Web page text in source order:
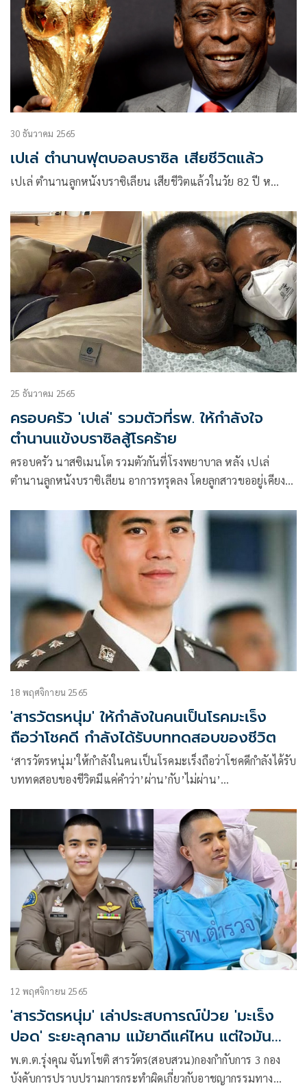
30 ธันวาคม 2565
เปเล่ ตำนานฟุตบอลบราซิล เสียชีวิตแล้ว
เปเล่ ตำนานลูกหนังบราซิเลียน เสียชีวิตแล้วในวัย 82 ปี ห…
25 ธันวาคม 2565
ครอบครัว 'เปเล่' รวมตัวที่รพ. ให้กำลังใจ
ตำนานแข้งบราซิลสู้โรคร้าย
ครอบครัว นาสซิเมนโต รวมตัวกันที่โรงพยาบาล หลัง เปเล่
ตำนานลูกหนังบราซิเลียน อาการทรุดลง โดยลูกสาวขออยู่เคียง
18 พฤศจิกายน 2565
'สารวัตรหนุ่ม' ให้กำลังในคนเป็นโรคมะเร็ง
ถือว่าโชคดี กำลังได้รับบททดสอบของชีวิต
‘สารวัตรหนุ่ม’ให้กำลังในคนเป็นโรคมะเร็งถือว่าโชคดีกำลังได้รับ
บททดสอบของชีวิตมีแค่คำว่า’ผ่าน’กับ’ไม่ผ่าน’
เคสบอกอยู่ได้3เดือน แค่1เดือนเสียชีวิต
12 พฤศจิกายน 2565
'สารวัตรหนุ่ม' เล่าประสบการณ์ป่วย 'มะเร็ง
ปอด' ระยะลุกลาม แม้ยาดีแค่ไหน แต่ใจมัน
ต้องได้
พ.ต.ต.รุ่งคุณ จันทโชติ สารวัตร(สอบสวน)กองกำกับการ 3 กอง
บังคับการปราบปรามการกระทำผิดเกี่ยวกับอาชญากรรมทาง